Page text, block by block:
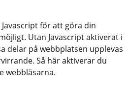
för att göra din
Utan Javascript aktiverat i
delar på webbplatsen upplevas
Så här aktiverar du
webbläsarna.